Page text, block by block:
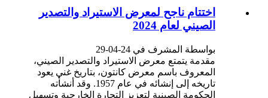
اختتام ناجح لمعرض الاستيراد والتصدير
الصيني لعام 2024
بواسطة المشرف في 24-04-29
مقدمة يتمتع معرض الاستيراد والتصدير الصيني،
المعروف باسم معرض كانتون، بتاريخ غني يعود
تاريخه إلى إنشائه في عام 1957. وقد أنشأته
الحكومة الصينية لتعزيز التجارة الخارجية وتسهيل